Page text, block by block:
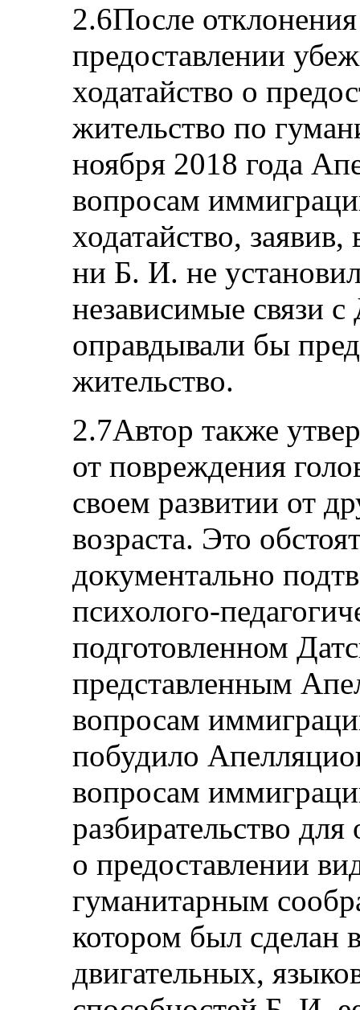
2.6После отклонения
предоставлении
ходатайство о
жительство по
ноября 2018 года
вопросам
ходатайство,
ни Б. И. не
независимые связи
оправдывали бы
жительство.
2.7Автор также
от повреждения
своем развитии от
возраста. Это
документально
психолого-
подготовленном
представленным
вопросам
побудило
вопросам
разбирательство для
о предоставлении
гуманитарным
котором был сделан
двигательных,